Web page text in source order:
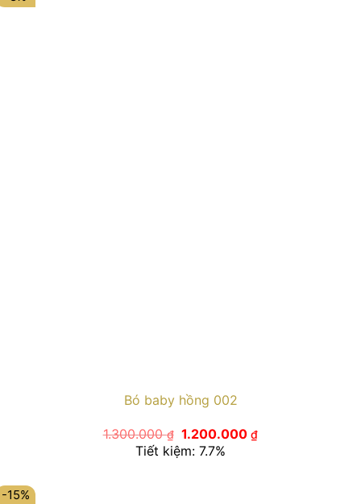
Bó baby hồng 002
1.300.000₫ Giá
gốc
là:
1.200.000₫Giá
Tiết kiệm: 7.7%
-15%